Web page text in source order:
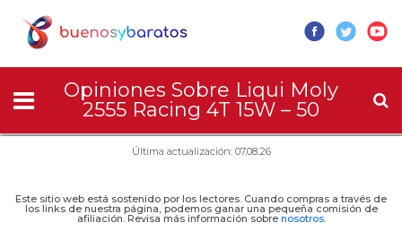
Opiniones Sobre Liqui Moly
2555 Racing 4T 15W – 50
Última actualización: 07.08.26
Este sitio web está sostenido por los lectores. Cuando compras a través de
los links de nuestra página, podemos ganar una pequeña comisión de
afiliación. Revisa más información sobre nosotros.